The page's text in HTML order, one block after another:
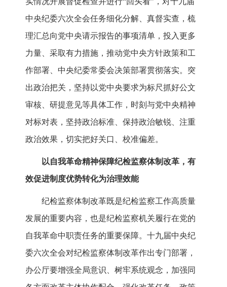
中央纪委六次全会任务细化分解、真督实查，梳
理汇总向党中央请示报告的事项清单，投入更多
力量、采取有力措施，推动党中央方针政策和工
作部署、中央纪委常委会决策部署贯彻落实。突
出政治把关，坚持以党中央要求为标尺抓好公文
审核、研提意见等具体工作，时刻与党中央精神
对标对表，坚持政治标准、保持政治敏锐、注重
政治效果，切实把好关口、校准偏差。
以自我革命精神保障纪检监察体制改革，有
效促进制度优势转化为治理效能
纪检监察体制改革既是纪检监察工作高质量
发展的重要内容，也是纪检监察机关履行在党的
自我革命中职责任务的重要保障。十九届中央纪
委六次全会对纪检监察体制改革作出专门部署，
办公厅要增强全局意识、树牢系统观念，加强同